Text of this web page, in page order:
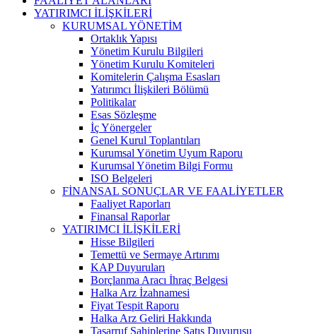
YATIRIMCI İLİŞKİLERİ
KURUMSAL YÖNETİM
Ortaklık Yapısı
Yönetim Kurulu Bilgileri
Yönetim Kurulu Komiteleri
Komitelerin Çalışma Esasları
Yatırımcı İlişkileri Bölümü
Politikalar
Esas Sözleşme
İç Yönergeler
Genel Kurul Toplantıları
Kurumsal Yönetim Uyum Raporu
Kurumsal Yönetim Bilgi Formu
ISO Belgeleri
FİNANSAL SONUÇLAR VE FAALİYETLER
Faaliyet Raporları
Finansal Raporlar
YATIRIMCI İLİŞKİLERİ
Hisse Bilgileri
Temettü ve Sermaye Artırımı
KAP Duyuruları
Borçlanma Aracı İhraç Belgesi
Halka Arz İzahnamesi
Fiyat Tespit Raporu
Halka Arz Geliri Hakkında
Tasarruf Sahiplerine Satış Duyurusu